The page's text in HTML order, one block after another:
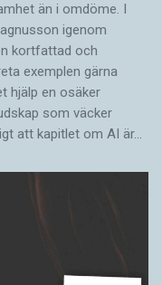
än i omdöme. I
igenom
kortfattad och
exemplen gärna
hjälp en osäker
som väcker
att kapitlet om AI är…